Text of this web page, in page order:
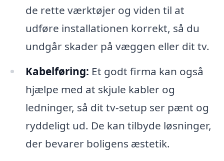
de rette værktøjer og viden til at
udføre installationen korrekt, så du
undgår skader på væggen eller dit tv.
Kabelføring: Et godt firma kan også
hjælpe med at skjule kabler og
ledninger, så dit tv-setup ser pænt og
ryddeligt ud. De kan tilbyde løsninger,
der bevarer boligens æstetik.